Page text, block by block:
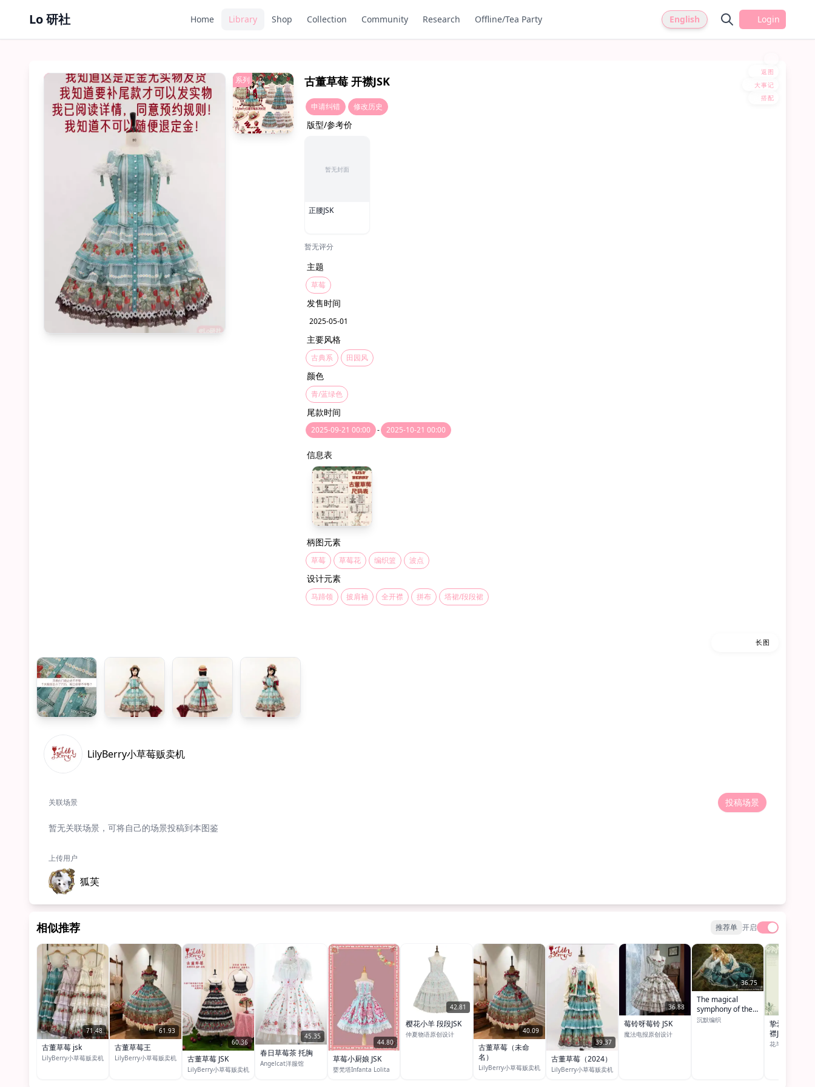
Lo 研社 Home Library Shop Collection Community Research Offline/Tea Party English Login
返图
大事记
搭配
系列 古董草莓 开襟JSK
申请纠错 修改历史
版型/参考价
暂无封面
正腰JSK
暂无评分
主题
草莓
发售时间
2025-05-01
主要风格
古典系 田园风
颜色
青/蓝绿色
尾款时间
2025-09-21 00:00 - 2025-10-21 00:00
信息表
柄图元素
草莓 草莓花 编织篮 波点
设计元素
马蹄领 披肩袖 全开襟 拼布 塔裙/段段裙
长图
LilyBerry小草莓贩卖机
关联场景 投稿场景
暂无关联场景，可将自己的场景投稿到本图鉴
上传用户
狐芙
相似推荐 推荐单 开启
71.48
古董草莓 jsk
LilyBerry小草莓贩卖机
61.93
古董草莓王
LilyBerry小草莓贩卖机
60.36
古董草莓 JSK
LilyBerry小草莓贩卖机
45.35
春日草莓茶 托胸
Angelcat洋服馆
44.80
草莓小厨娘 JSK
婴梵塔Infanta Lolita
42.81
樱花小羊 段段JSK
仲夏物语原创设计 40.09
古董草莓（未命
名）
LilyBerry小草莓贩卖机
39.37
古董草莓（2024）
LilyBerry小草莓贩卖机
36.88
莓铃呀莓铃 JSK
魔法电报原创设计
36.75
The magical
symphony of the
sleeping woods沉
沉默编织
挚爱铃兰3.0
襟JSK
花与珍珠匣